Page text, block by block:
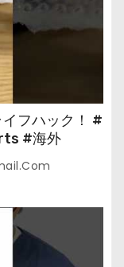
フハック！ #
#海外